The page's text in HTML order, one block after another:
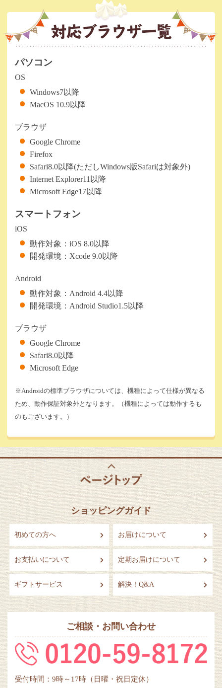
パソコン
OS
Windows7以降
MacOS 10.9以降
ブラウザ
Google Chrome
Firefox
Safari8.0以降(ただしWindows版Safariは対象外)
Internet Explorer11以降
Microsoft Edge17以降
スマートフォン
iOS
動作対象：iOS 8.0以降
開発環境：Xcode 9.0以降
Android
動作対象：Android 4.4以降
開発環境：Android Studio1.5以降
ブラウザ
Google Chrome
Safari8.0以降
Microsoft Edge
※Androidの標準ブラウザについては、機種によって仕様が異なる
ため、動作保証対象外となります。（機種によっては動作するも
のもございます。）
ショッピングガイド
初めての方へ お届けについて
お支払いについて 定期お届けについて
ギフトサービス 解決！Q&A
ご相談・お問い合わせ
受付時間：9時～17時（日曜・祝日定休）